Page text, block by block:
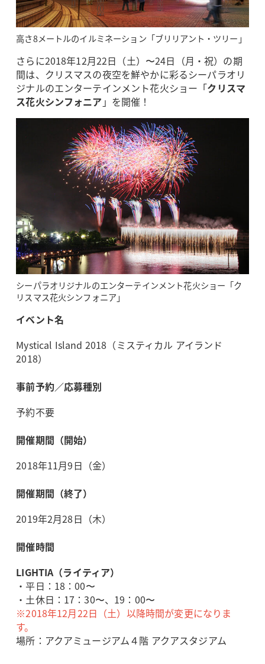
高さ8メートルのイルミネーション「ブリリアント・ツリー」
さらに2018年12月22日（土）〜24日（月・祝）の期
間は、クリスマスの夜空を鮮やかに彩るシーパラオリ
ジナルのエンターテインメント花火ショー「クリスマ
ス花火シンフォニア 」を開催！
シーパラオリジナルのエンターテインメント花火ショー「ク
リスマス花火シンフォニア」
イベント名
Mystical Island 2018（ミスティカル アイランド
2018）
事前予約／応募種別
予約不要
開催期間（開始）
2018年11月9日（金）
開催期間（終了）
2019年2月28日（木）
開催時間
LIGHTIA（ライティア）
・平日：18：00〜
・土休日：17：30〜、19：00〜
※2018年12月22日（土）以降時間が変更になりま
す。
場所：アクアミュージアム４階 アクアスタジアム